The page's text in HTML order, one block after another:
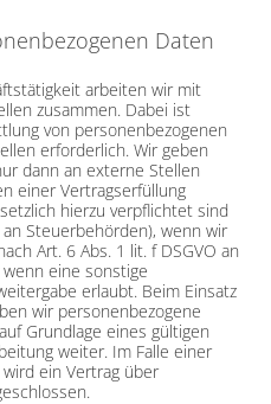
Daten
arbeiten wir mit
zusammen. Dabei ist
von personenbezogenen
erforderlich. Wir geben
dann an externe Stellen
einer Vertragserfüllung
hierzu verpflichtet sind
Steuerbehörden), wenn wir
Art. 6 Abs. 1 lit. f DSGVO an
eine sonstige
erlaubt. Beim Einsatz
wir personenbezogene
Grundlage eines gültigen
weiter. Im Falle einer
ein Vertrag über